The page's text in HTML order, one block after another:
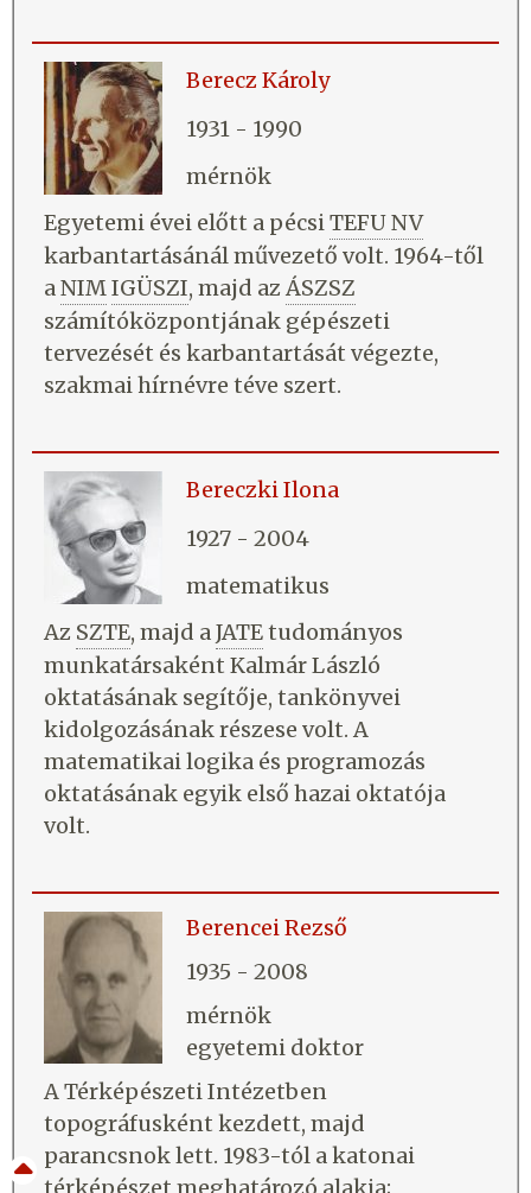
Berecz Károly
1931 - 1990
mérnök
Egyetemi évei előtt a pécsiTEFU NV
karbantartásánál művezető volt. 1964-től
aNIMIGÜSZI, majd az ÁSZSZ
számítóközpontjának gépészeti
tervezését és karbantartását végezte,
szakmai hírnévre téve szert.
Bereczki Ilona
1927 - 2004
matematikus
Az SZTE, majd aJATEtudományos
munkatársaként Kalmár László
oktatásának segítője, tankönyvei
kidolgozásának részese volt. A
matematikai logika és programozás
oktatásának egyik első hazai oktatója
volt.
Berencei Rezső
1935 - 2008
mérnök
egyetemi doktor
A Térképészeti Intézetben
topográfusként kezdett, majd
parancsnok lett. 1983-tól a katonai